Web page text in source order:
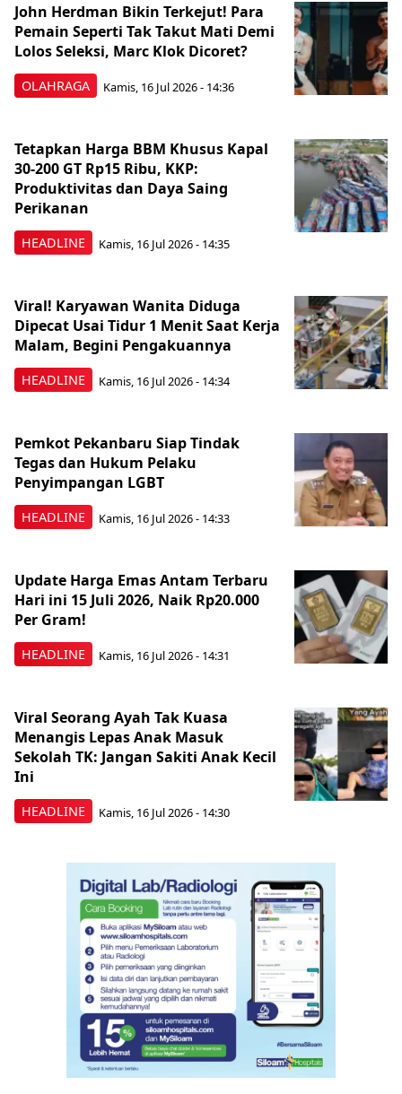
OLAHRAGA
John Herdman Bikin Terkejut! Para
Pemain Seperti Tak Takut Mati Demi
Lolos Seleksi, Marc Klok Dicoret?
Kamis, 16 Jul 2026 - 14:36
HEADLINE
Tetapkan Harga BBM Khusus Kapal
30-200 GT Rp15 Ribu, KKP:
Produktivitas dan Daya Saing
Perikanan
Kamis, 16 Jul 2026 - 14:35
HEADLINE
Viral! Karyawan Wanita Diduga
Dipecat Usai Tidur 1 Menit Saat Kerja
Malam, Begini Pengakuannya
Kamis, 16 Jul 2026 - 14:34
HEADLINE
Pemkot Pekanbaru Siap Tindak
Tegas dan Hukum Pelaku
Penyimpangan LGBT
Kamis, 16 Jul 2026 - 14:33
HEADLINE
Update Harga Emas Antam Terbaru
Hari ini 15 Juli 2026, Naik Rp20.000
Per Gram!
Kamis, 16 Jul 2026 - 14:31
HEADLINE
Viral Seorang Ayah Tak Kuasa
Menangis Lepas Anak Masuk
Sekolah TK: Jangan Sakiti Anak Kecil
Ini
Kamis, 16 Jul 2026 - 14:30